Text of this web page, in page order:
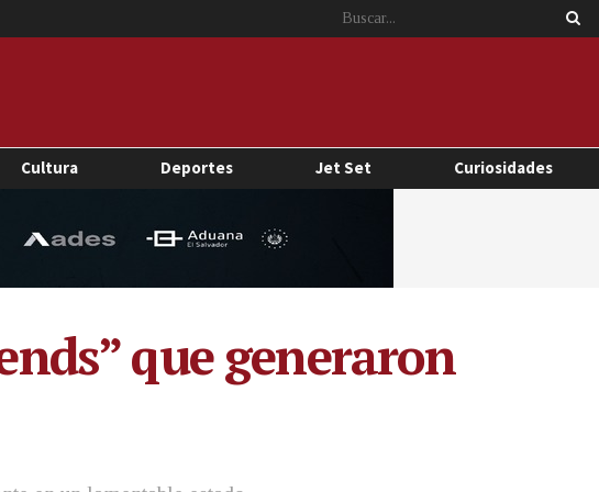
Cultura Deportes Jet Set Curiosidades
que generaron